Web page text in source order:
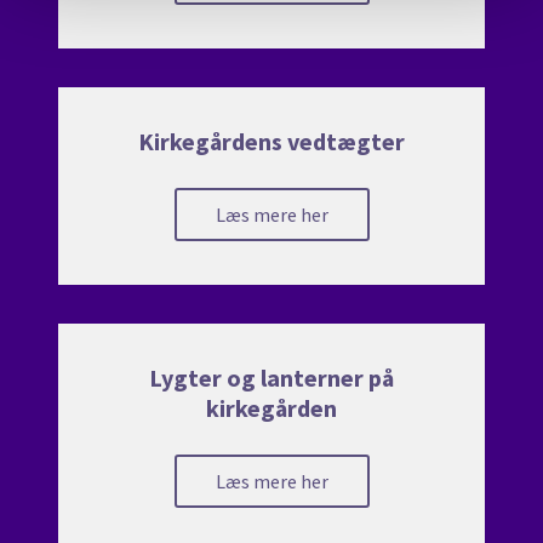
Kirkegårdens vedtægter
Læs mere her
Lygter og lanterner på
kirkegården
Læs mere her